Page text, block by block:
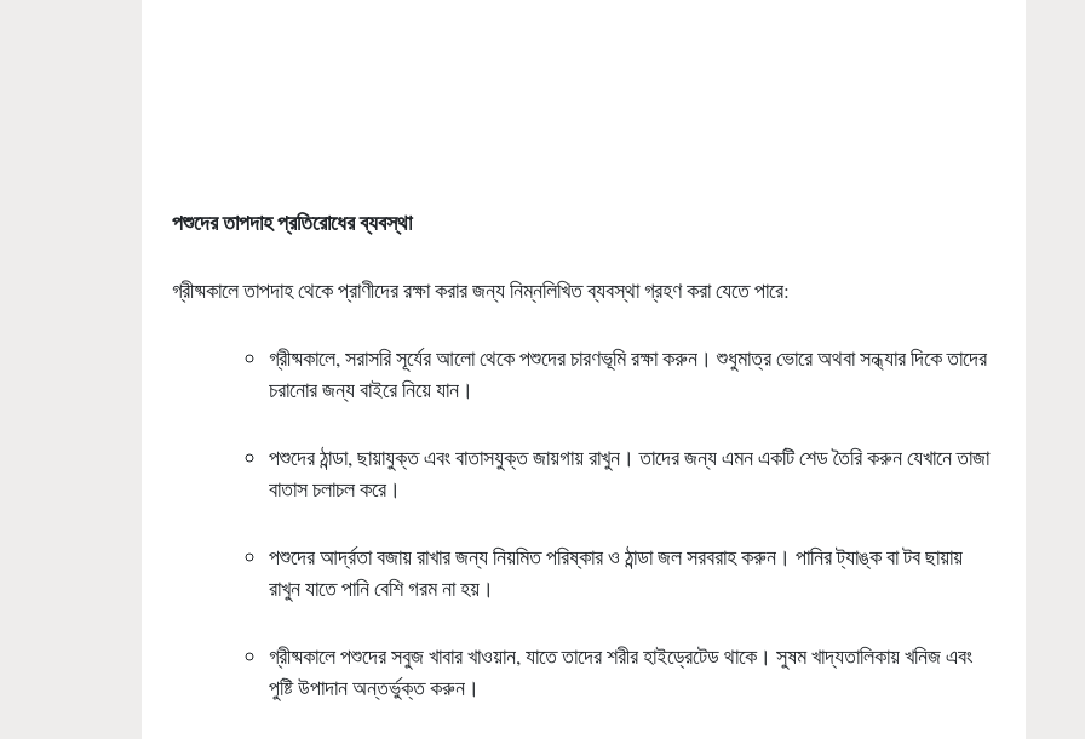
পশুদের তাপদাহ প্রতিরোধের ব্যবস্থা
গ্রীষ্মকালে তাপদাহ থেকে প্রাণীদের রক্ষা করার জন্য নিম্নলিখিত ব্যবস্থা গ্রহণ করা যেতে পারে:
গ্রীষ্মকালে, সরাসরি সূর্যের আলো থেকে পশুদের চারণভূমি রক্ষা করুন। শুধুমাত্র ভোরে অথবা সন্ধ্যার দিকে তাদের
চরানোর জন্য বাইরে নিয়ে যান।
পশুদের ঠান্ডা, ছায়াযুক্ত এবং বাতাসযুক্ত জায়গায় রাখুন। তাদের জন্য এমন একটি শেড তৈরি করুন যেখানে তাজা
বাতাস চলাচল করে।
পশুদের আর্দ্রতা বজায় রাখার জন্য নিয়মিত পরিষ্কার ও ঠান্ডা জল সরবরাহ করুন। পানির ট্যাঙ্ক বা টব ছায়ায়
রাখুন যাতে পানি বেশি গরম না হয়।
গ্রীষ্মকালে পশুদের সবুজ খাবার খাওয়ান, যাতে তাদের শরীর হাইড্রেটেড থাকে। সুষম খাদ্যতালিকায় খনিজ এবং
পুষ্টি উপাদান অন্তর্ভুক্ত করুন।